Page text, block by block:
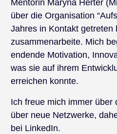
Mentorin Maryna Herter
über die Organisation
Jahres in Kontakt getreten
zusammenarbeite. Mich
endende Motivation,
was sie auf ihrem
erreichen konnte.
Ich freue mich immer über
über neue Netzwerke,
bei LinkedIn.